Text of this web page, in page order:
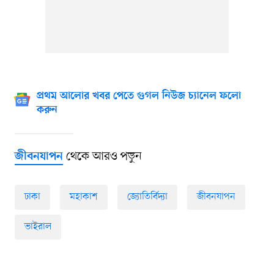
প্রথম আলোর খবর পেতে গুগল নিউজ চ্যানেল ফলো
করুন
জীবনযাপনথেকে আরও পড়ুন
ঢাকা মহাকাশ জ্যোতির্বিদ্যা জীবনযাপন
ভাইরাল